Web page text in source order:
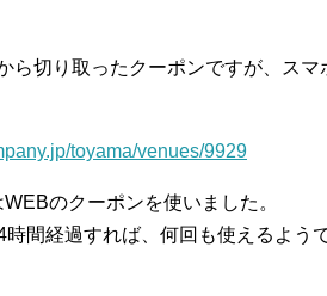
ら切り取ったクーポンですが、ス
toyama/venues/9929
のクーポンを使いました。
間経過すれば、何回も使えるようで